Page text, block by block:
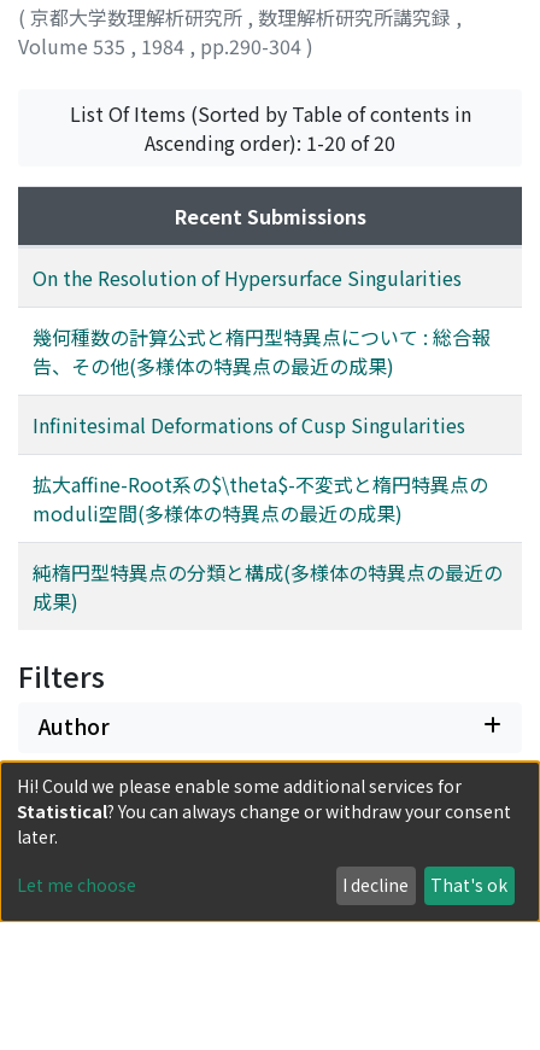
( 京都大学数理解析研究所 , 数理解析研究所講究録 ,
Volume 535 , 1984 , pp.290-304)
List Of Items (Sorted by Table of contents in
Ascending order): 1-20 of 20
Recent Submissions
On the Resolution of Hypersurface Singularities
幾何種数の計算公式と楕円型特異点について : 総合報
告、その他(多様体の特異点の最近の成果)
Infinitesimal Deformations of Cusp Singularities
拡大affine-Root系の$\theta$-不変式と楕円特異点の
moduli空間(多様体の特異点の最近の成果)
純楕円型特異点の分類と構成(多様体の特異点の最近の
成果)
Filters
Author
Date issued
Hi! Could we please enable some additional services for
Statistical? You can always change or withdraw your consent
later.
Let me choose I decline That's ok